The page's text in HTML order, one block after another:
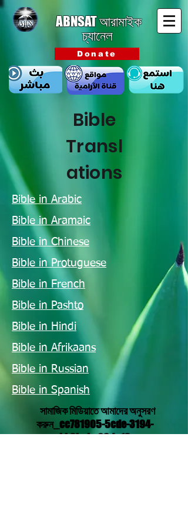
ABNSATআরামাইক
চ্যানেল
Donate
Bible
Transl
ations
Bible in Arabic
Bible in Aramaic
Bible in Chinese
Bible in Protuguese
Bible in French
Bible in Pashto
Bible in Hindi
Bible in Afrikaans
Bible in Russian
Bible in Spanish
সামাজিক মিডিয়াতে আমাদের অনুসরণ
করুন_cc781905-5cde-3194-
bb3b_ba68d_13